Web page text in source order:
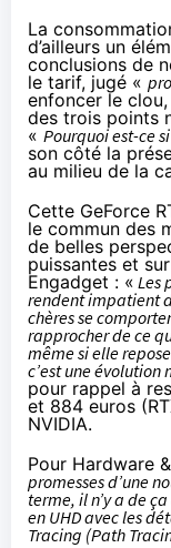
La
d’ailleurs un
conclusions de
le tarif, jugé «
enfoncer le
des trois points
« Pourquoi est-ce
son côté la
au milieu de la
Cette GeForce
le commun des
de belles
puissantes et
Engadget : « Les
rendent impatient
chères se
rapprocher de ce
même si elle
c’est une évolution
pour rappel à
et 884 euros
NVIDIA.
Pour Hardware
promesses d’une
terme, il n’y a de
en UHD avec les
Tracing (Path